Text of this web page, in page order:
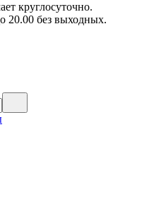
круглосуточно.
20.00 без выходных.